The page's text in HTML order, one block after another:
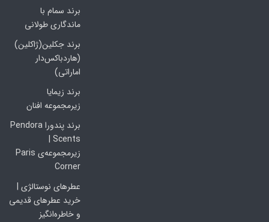
برند سمام با
ماندگاری طولانی
برند جکلین(ژاکلین)
(هاردباکس‌دار
اماراتی)
برند زیمایا
زیرمجموعه افنان
برند پندورا Pendora
Scents |
زیرمجموعه‌ی Paris
Corner
عطرهای نوستالژی |
خرید عطرهای قدیمی
و خاطره‌انگیز